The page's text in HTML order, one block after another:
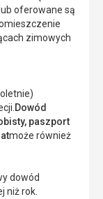
oferowane są
zimowych
Dowód
paszport
może również
dowód
niż rok.